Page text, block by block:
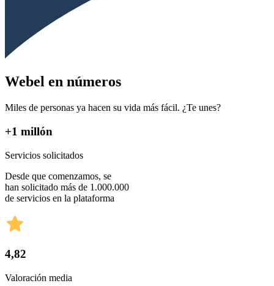
Webel en números
Miles de personas ya hacen su vida más fácil. ¿Te unes?
+1 millón
Servicios solicitados
Desde que comenzamos, se
han solicitado más de 1.000.000
de servicios en la plataforma
4,82
Valoración media